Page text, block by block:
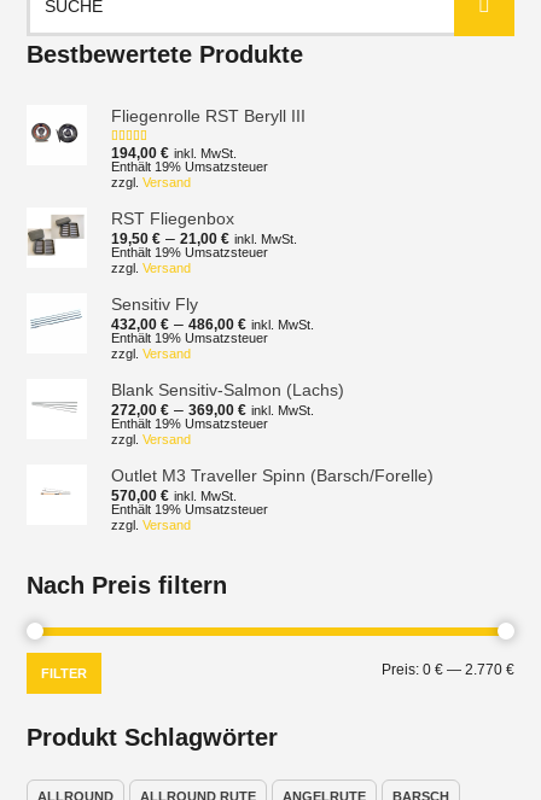
nach:
Bestbewertete Produkte
Fliegenrolle RST Beryll III
Bewertet mit
5.00von 5
194,00€ inkl. MwSt.
Enthält 19% Umsatzsteuer
zzgl.Versand
RST Fliegenbox
19,50€ –21,00€Preisspanne:
19,50 €
inkl. MwSt.
Enthält 19% Umsatzsteuer
zzgl.Versand
Sensitiv Fly
432,00€ –486,00€Preisspanne:
432,00 €
inkl. MwSt.
Enthält 19% Umsatzsteuer
zzgl.Versand
Blank Sensitiv-Salmon (Lachs)
272,00€ –369,00€Preisspanne:
272,00 €
inkl. MwSt.
Enthält 19% Umsatzsteuer
zzgl.Versand
Outlet M3 Traveller Spinn (Barsch/Forelle)
570,00€ inkl. MwSt.
Enthält 19% Umsatzsteuer
zzgl.Versand
Nach Preis filtern
Min.
FILTER Preis: 0 €— 2.770 €
Produkt Schlagwörter
ALLROUND ALLROUND RUTE ANGELRUTE BARSCH